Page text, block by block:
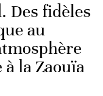
Des fidèles
au
la Zaouïa